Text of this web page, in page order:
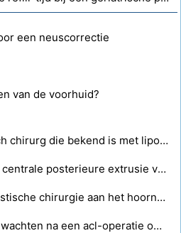
een neuscorrectie
van de voorhuid?
Hoe vind ik een plastisch chirurg die bekend is met lipomatose in de Verenigde Staten?
Wat betekent het als de centrale posterieure extrusie van een schijf plaatsvindt?
Wat is de naam voor plastische chirurgie aan het hoornvlies?
Hoeveel dagen moet je wachten na een acl-operatie om te gaan zwemmen?